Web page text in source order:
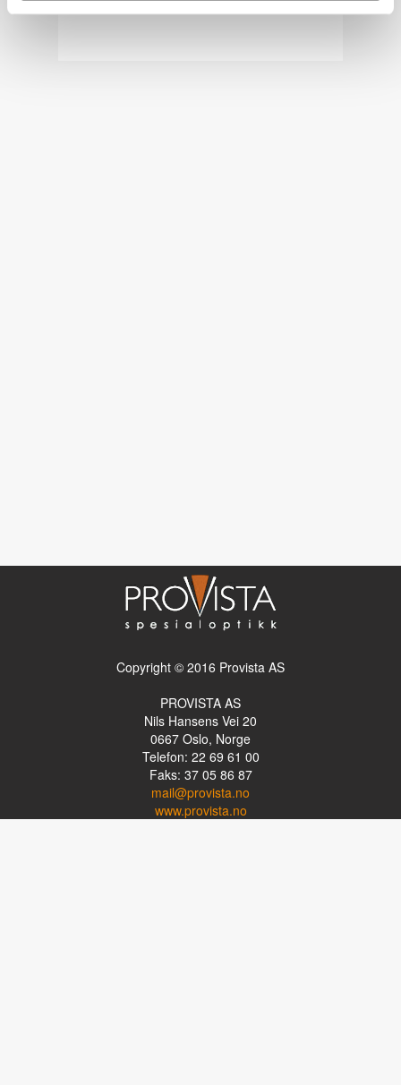
Copyright © 2016 Provista AS
PROVISTA AS
Nils Hansens Vei 20
0667 Oslo, Norge
Telefon: 22 69 61 00
Faks: 37 05 86 87
mail@provista.no
www.provista.no